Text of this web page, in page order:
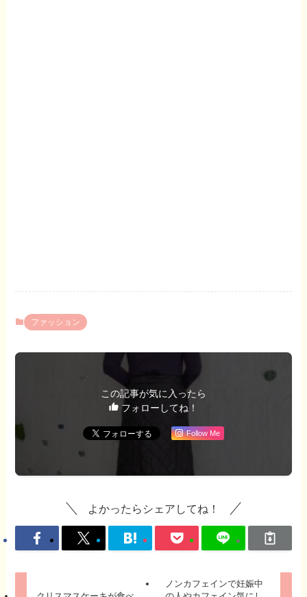
ファッション
この記事が気に入ったら
フォローしてね！
Follow Me
よかったらシェアしてね！
ノンカフェインで妊娠中